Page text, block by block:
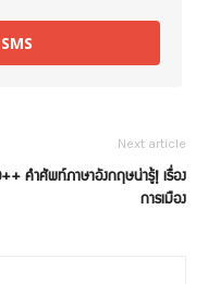
Next article
คำศัพท์ภาษาอังกฤษน่ารู้! เรื่อง
การเมือง